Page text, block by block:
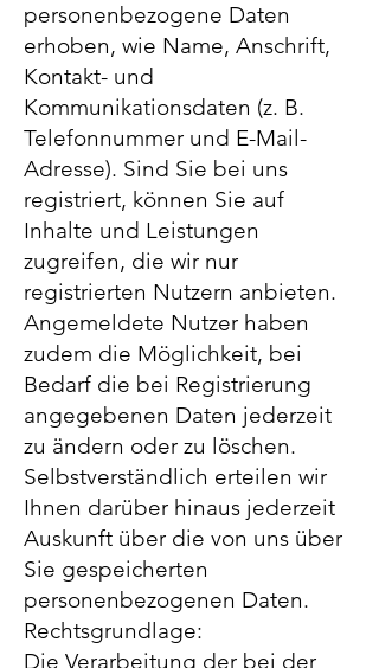
personenbezogene Daten
erhoben, wie Name, Anschrift,
Kontakt- und
Kommunikationsdaten (z. B.
Telefonnummer und E-Mail-
Adresse). Sind Sie bei uns
registriert, können Sie auf
Inhalte und Leistungen
zugreifen, die wir nur
registrierten Nutzern anbieten.
Angemeldete Nutzer haben
zudem die Möglichkeit, bei
Bedarf die bei Registrierung
angegebenen Daten jederzeit
zu ändern oder zu löschen.
Selbstverständlich erteilen wir
Ihnen darüber hinaus jederzeit
Auskunft über die von uns über
Sie gespeicherten
personenbezogenen Daten.
Rechtsgrundlage:
Die Verarbeitung der bei der